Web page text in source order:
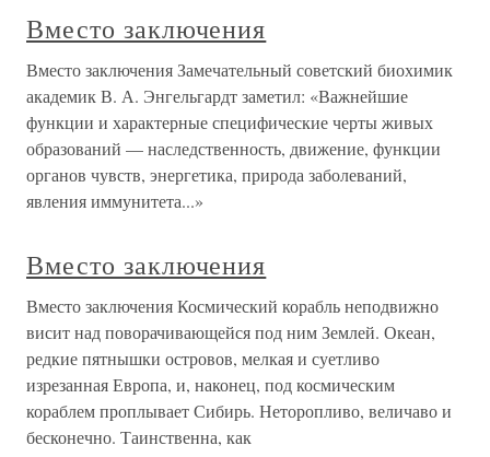
Вместо заключения
Вместо заключения Замечательный советский биохимик
академик В. А. Энгельгардт заметил: «Важнейшие
функции и характерные специфические черты живых
образований — наследственность, движение, функции
органов чувств, энергетика, природа заболеваний,
явления иммунитета...»
Вместо заключения
Вместо заключения Космический корабль неподвижно
висит над поворачивающейся под ним Землей. Океан,
редкие пятнышки островов, мелкая и суетливо
изрезанная Европа, и, наконец, под космическим
кораблем проплывает Сибирь. Неторопливо, величаво и
бесконечно. Таинственна, как